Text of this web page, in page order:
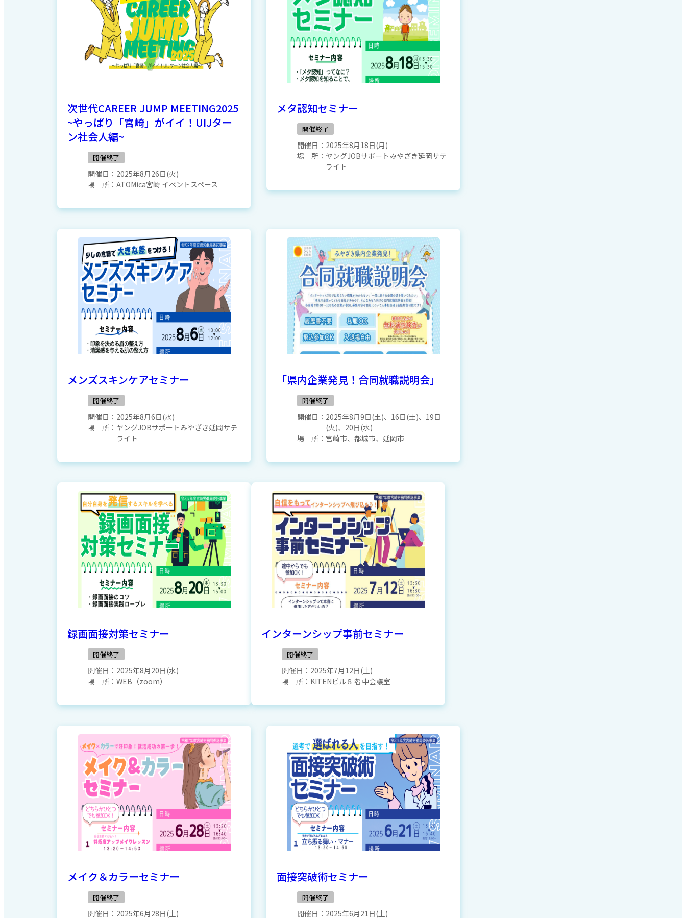
次世代CAREER JUMP MEETING2025
~やっぱり「宮崎」がイイ！UIJター
ン社会人編~
開催終了
開催日： 2025年8月26日(火)
場 所： ATOMica宮崎 イベントスペース
メタ認知セミナー
開催終了
開催日： 2025年8月18日(月)
場 所： ヤングJOBサポートみやざき延岡サテ
ライト
メンズスキンケアセミナー
開催終了
開催日： 2025年8月6日(水)
場 所： ヤングJOBサポートみやざき延岡サテ
ライト
「県内企業発見！合同就職説明会」
開催終了
開催日： 2025年8月9日(土)、16日(土)、19日
(火)、20日(水)
場 所： 宮崎市、都城市、延岡市
録画面接対策セミナー
開催終了
開催日： 2025年8月20日(水)
場 所： WEB（zoom）
インターンシップ事前セミナー
開催終了
開催日： 2025年7月12日(土)
場 所： KITENビル８階 中会議室
メイク＆カラーセミナー
開催終了
開催日： 2025年6月28日(土)
面接突破術セミナー
開催終了
開催日： 2025年6月21日(土)